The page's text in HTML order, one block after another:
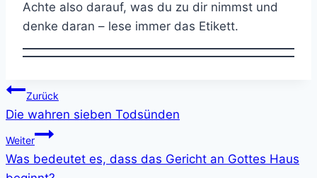
Achte also darauf, was du zu dir nimmst und
denke daran – lese immer das Etikett.
Beitragsnavigation
Zurück
Die wahren sieben Todsünden
Weiter
Was bedeutet es, dass das Gericht an Gottes Haus